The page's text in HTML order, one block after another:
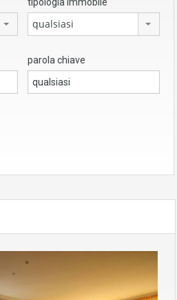
qualsiasi
parola chiave